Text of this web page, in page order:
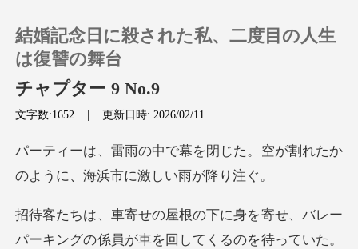
チャージ
閲覧履歴
結婚記念日に殺された私、二度目の人生
は復讐の舞台
チャプター 9 No.9
文字数:1652 |更新日時: 2026/02/11
閉じた。空が割れたか
のように
バレー
パーキングの係員が車を回してくるのを